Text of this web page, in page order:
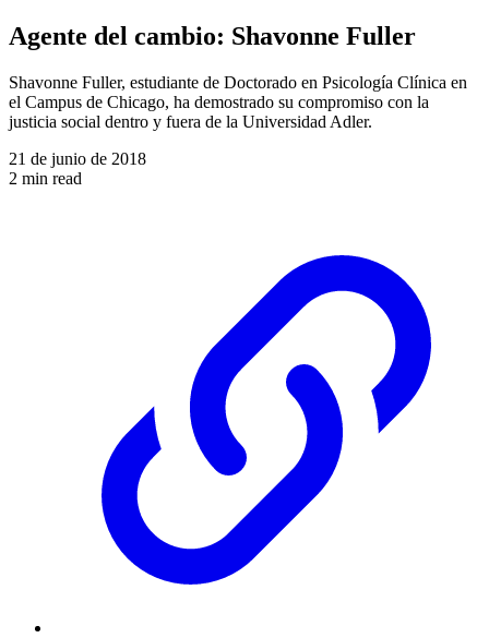
Agente del cambio: Shavonne Fuller
Shavonne Fuller, estudiante de Doctorado en Psicología Clínica en
el Campus de Chicago, ha demostrado su compromiso con la
justicia social dentro y fuera de la Universidad Adler.
21 de junio de 2018
2 min read